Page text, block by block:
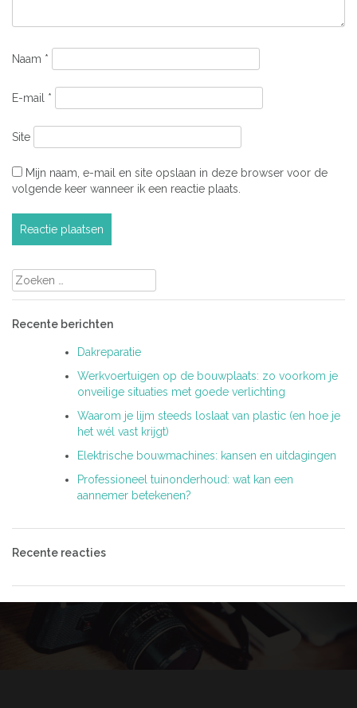
Naam *
E-mail *
Site
Mijn naam, e-mail en site opslaan in deze browser voor de
volgende keer wanneer ik een reactie plaats.
Zoeken
naar:
Recente berichten
Dakreparatie
Werkvoertuigen op de bouwplaats: zo voorkom je
onveilige situaties met goede verlichting
Waarom je lijm steeds loslaat van plastic (en hoe je
het wél vast krijgt)
Elektrische bouwmachines: kansen en uitdagingen
Professioneel tuinonderhoud: wat kan een
aannemer betekenen?
Recente reacties